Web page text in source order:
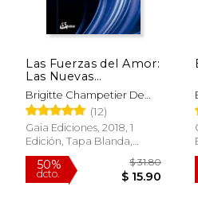
Las Fuerzas del Amor:
Las Nuevas
Constelaciones
Familiares
Brigitte Champetier De
Ribes
(12)
Gaia Ediciones, 2018, 1
Edición, Tapa Blanda,
Nuevo